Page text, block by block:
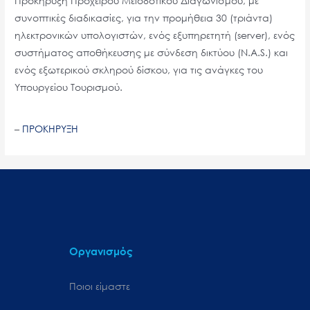
συνοπτικές διαδικασίες, για την προμήθεια 30 (τριάντα)
ηλεκτρονικών υπολογιστών, ενός εξυπηρετητή (server), ενός
συστήματος αποθήκευσης με σύνδεση δικτύου (N.A.S.) και
ενός εξωτερικού σκληρού δίσκου, για τις ανάγκες του
Υπουργείου Τουρισμού.
– ΠΡΟΚΗΡΥΞΗ
Οργανισμός
Ποιοι είμαστε